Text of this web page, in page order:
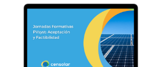
AÑADIR AL CARRITO / DETALLES